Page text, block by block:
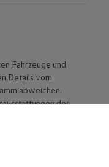
Fahrzeuge und
Details vom
abweichen.
der